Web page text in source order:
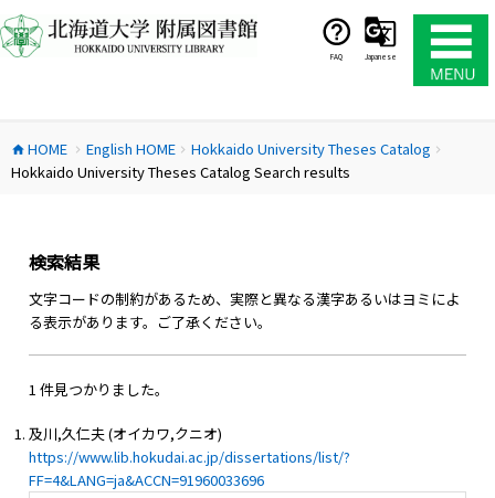
ン
テ
ス
キ
FAQ Japanese
home HOME chevron_right English HOMEchevron_right Hokkaido University Theses Catalog chevron_right
Hokkaido University Theses Catalog Search results
検索結果
文字コードの制約があるため、実際と異なる漢字あるいはヨミによ
る表示があります。ご了承ください。
1 件見つかりました。
及川,久仁夫 (オイカワ,クニオ)
https://www.lib.hokudai.ac.jp/dissertations/list/?
FF=4&LANG=ja&ACCN=91960033696